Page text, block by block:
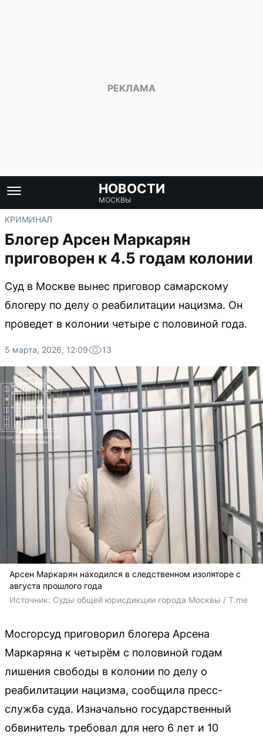
НОВОСТИ
МОСКВЫ
КРИМИНАЛ
Блогер Арсен Маркарян
приговорен к 4.5 годам колонии
Суд в Москве вынес приговор самарскому
блогеру по делу о реабилитации нацизма. Он
проведет в колонии четыре с половиной года.
5 марта, 2026, 12:09 13
Арсен Маркарян находился в следственном изоляторе с
августа прошлого года
Источник: Суды общей юрисдикции города Москвы / T.me
Мосгорсуд приговорил блогера Арсена
Маркаряна к четырём с половиной годам
лишения свободы в колонии по делу о
реабилитации нацизма, сообщила пресс-
служба суда. Изначально государственный
обвинитель требовал для него 6 лет и 10